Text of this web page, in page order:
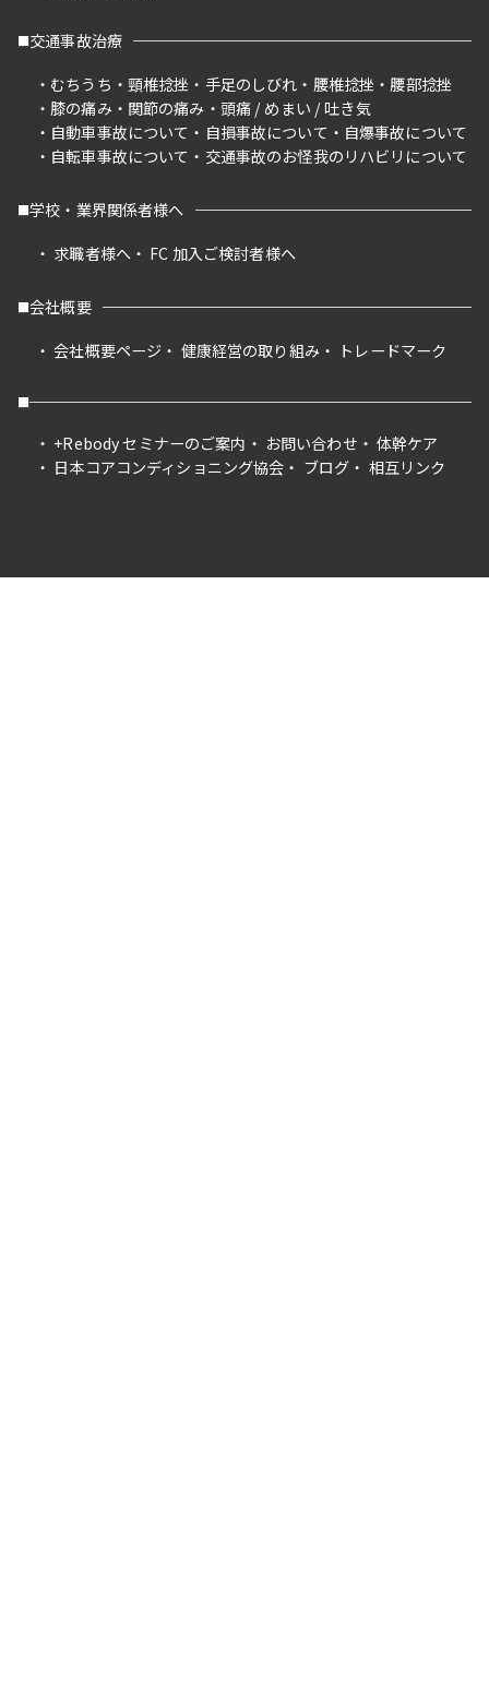
交通事故治療
むちうち
頸椎捻挫 手足のしびれ 腰椎捻挫
腰部捻挫
膝の痛み
関節の痛み
頭痛 / めまい / 吐き気
自動車事故について
自損事故について
自爆事故について
自転車事故について
交通事故のお怪我のリハビリについて
学校・業界関係者様へ
求職者様へ
FC 加入ご検討者様へ
会社概要
会社概要ページ
健康経営の取り組み トレードマーク
+Rebody セミナーのご案内 お問い合わせ
体幹ケア
日本コアコンディショニング協会
ブログ 相互リンク